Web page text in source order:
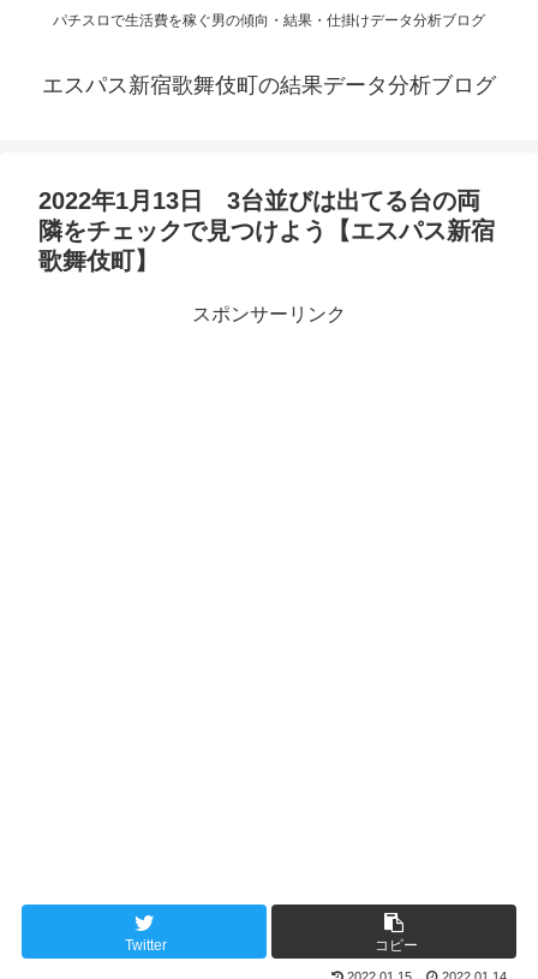
パチスロで生活費を稼ぐ男の傾向・結果・仕掛けデータ分析ブログ
エスパス新宿歌舞伎町の結果データ分析ブログ
2022年1月13日 3台並びは出てる台の両
隣をチェックで見つけよう【エスパス新宿
歌舞伎町】
スポンサーリンク
Twitter コピー